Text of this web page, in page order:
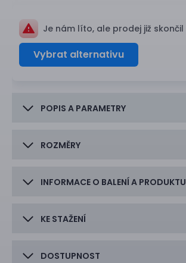
Je nám líto, ale prodej již skončil
Vybrat alternativu
POPIS A PARAMETRY
ROZMĚRY
INFORMACE O BALENÍ A PRODUKTU
KE STAŽENÍ
DOSTUPNOST